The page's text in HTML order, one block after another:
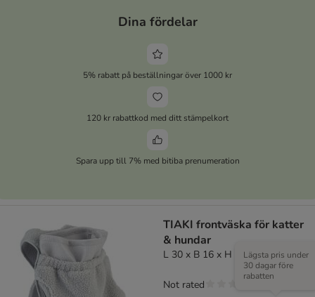
Dina fördelar
5% rabatt på beställningar över 1000 kr
120 kr rabattkod med ditt stämpelkort
Spara upp till 7% med bitiba prenumeration
TIAKI frontväska för katter
& hundar
L 30 x B 16 x H 30 cmLägsta pris under
30 dagar före
rabatten
Not rated